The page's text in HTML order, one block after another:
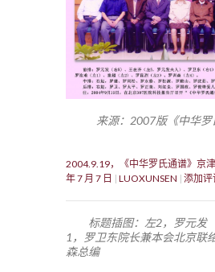
来源：2007版《中华
2004.9.19，《中华罗氏通谱》京
年 7 月 7 日
LUOXUNSEN 添加评
标题插图：左2，罗元
1，罗卫东院长兼本会北京
森总编